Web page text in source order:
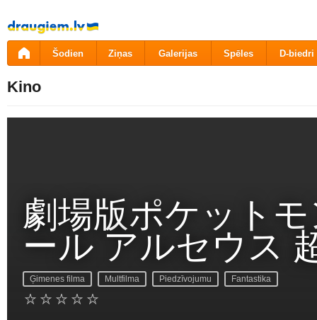
Pāriet
uz
saturu
Šodien Ziņas Galerijas Spēles D-biedri
Kino
劇場版ポケット
ール アルセウス
Ģimenes filma Multfilma Piedzīvojumu Fantastika